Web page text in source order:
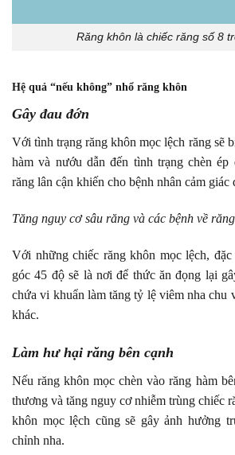
Răng khôn là chiếc răng số 8
Hệ quả “nếu không” nhổ răng khôn
Gây đau đớn
Với tình trạng răng khôn mọc lệch răng sẽ
hàm và nướu dẫn đến tình trạng chèn
răng lân cận khiến cho bệnh nhân cảm giác
Tăng nguy cơ sâu răng và các bệnh về
Với những chiếc răng khôn mọc lệch,
góc 45 độ sẽ là nơi để thức ăn đọng lại
chứa vi khuẩn làm tăng tỷ lệ viêm nha chu
khác.
Làm hư hại răng bên cạnh
Nếu răng khôn mọc chèn vào răng hàm
thương và tăng nguy cơ nhiễm trùng chiếc
khôn mọc lệch cũng sẽ gây ảnh hưởng
chỉnh nha.